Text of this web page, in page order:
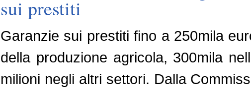
sui prestiti
Garanzie sui prestiti fino a 250mila
della produzione agricola, 300mila
milioni negli altri settori. Dalla